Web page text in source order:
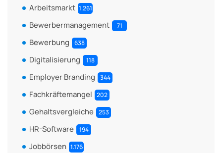
Arbeitsmarkt 1.261
Bewerbermanagement 71
Bewerbung 638
Digitalisierung 118
Employer Branding 344
Fachkräftemangel 202
Gehaltsvergleiche 253
HR-Software 194
Jobbörsen 1.176